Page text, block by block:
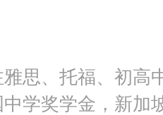
思、托福、初高
学奖学金，新加